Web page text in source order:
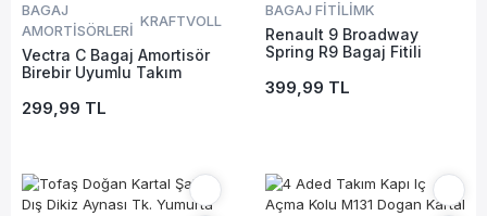
BAGAJ
AMORTİSÖRLERİ
KRAFTVOLL
Vectra C Bagaj Amortisör
Birebir Uyumlu Takım
299,99 TL
BAGAJ FİTİLİMK
Renault 9 Broadway
Spring R9 Bagaj Fitili
399,99 TL